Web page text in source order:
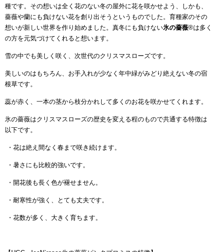
種です。その想いは全く花のない冬の屋外に花を咲かせよう、しかも、
薔薇や蘭にも負けない花を創り出そうというものでした。育種家のその
想いが新しい世界を作り始めました。真冬にも負けない氷の薔薇®は多く
の方を元気づけてくれると想います。
雪の中でも美しく咲く、次世代のクリスマスローズです。
美しいのはもちろん、お手入れが少なく年中緑がみどり絶えない冬の宿
根草です。
蕊が赤く、一本の茎から枝分かれして多くのお花を咲かせてくれます。
氷の薔薇はクリスマスローズの歴史を変える程のもので共通する特徴は
以下です。
・花は絶え間なく春まで咲き続けます。
・暑さにも比較的強いです。
・開花後も長く色が褪せません。
・耐寒性が強く、とても丈夫です。
・花数が多く、大きく育ちます。